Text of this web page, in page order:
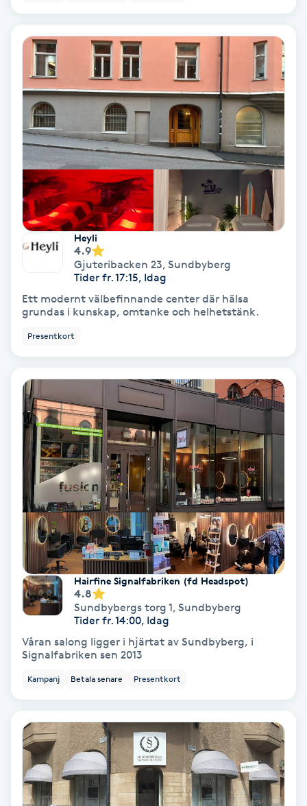
Faceliftmassage
Fet hårbotten
Fettreducering
Fibromassage
Fillers
Fotmassage
Fotsvamp
Fransfärgning
Fransförlängning
Fransförlängning Megavolym
Fransförlängning Volym
Fransk manikyr
Fransrengöring
Frisör
Funktionsanalys
Heyli
4.9
Gjuteribacken 23, Sundbyberg
Tider fr. 17:15, Idag
Ett modernt välbefinnande center där hälsa
grundas i kunskap, omtanke och helhetstänk.
Presentkort
Hairfine Signalfabriken (fd Headspot)
4.8
Sundbybergs torg 1, Sundbyberg
Tider fr. 14:00, Idag
Våran salong ligger i hjärtat av Sundbyberg, i
Signalfabriken sen 2013
Kampanj Betala senare Presentkort